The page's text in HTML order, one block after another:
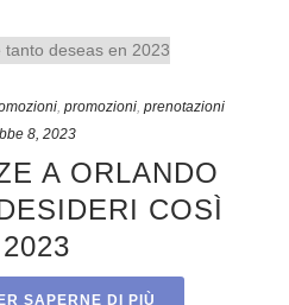
, promozioni, prenotazioni
8, 2023
A ORLANDO
COSÌ
SAPERNE DI PIÙ